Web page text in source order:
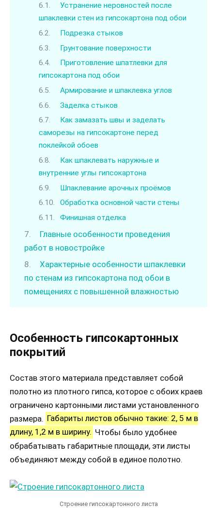
Устранение неровностей после
шпаклевки стен из гипсокартона под обои
Подрезка стыков
Грунтование поверхности
Приготовление шпатлевки для
гипсокартона под обои
Армирование и шпаклевка углов
Заделка стыков
Как замазать швы и заделать
саморезы на гипсокартоне перед
поклейкой обоев
Как шпаклевать наружные и
внутренние углы гипсокартона
Шпаклевание арочных проёмов
Обработка основной части стены
Финишная отделка
Главные особенности проведения
работ в новостройке
Характерные особенности шпаклевки
по стенам из гипсокартона под обои в
помещениях с повышенной влажностью
Особенность гипсокартонных
покрытий
Состав этого материала представляет собой
полотно из плотного гипса, которое с обоих краев
ограничено картонными листами установленного
размера. Габариты листов обычно такие: 2, 5 м в
длину, 1,2 м в ширину. Чтобы было удобнее
обрабатывать габаритные площади, эти листы
объединяют между собой в единое полотно.
Строение гипсокартонного листа